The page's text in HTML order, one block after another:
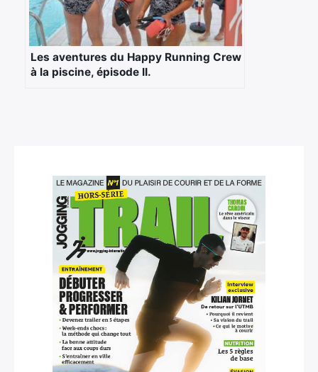
Les aventures du Happy Running Crew
à la piscine, épisode II.